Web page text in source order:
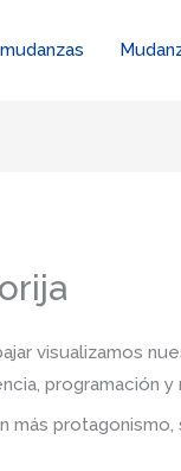
visualizamos
programación y
más